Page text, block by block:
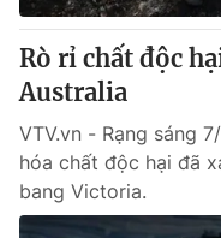
Rò rỉ chất độc
Australia
VTV.vn - Rạng sáng
hóa chất độc hại đã
bang Victoria.